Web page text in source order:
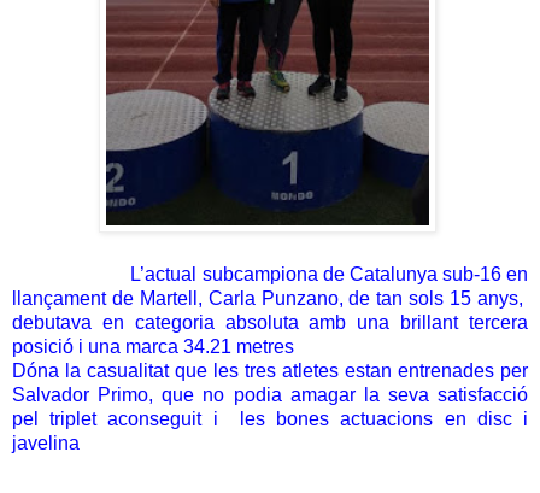
L’actual subcampiona de Catalunya sub-16 en
llançament de Martell, Carla Punzano, de tan sols 15 anys,
debutava en categoria absoluta amb una brillant tercera
posició i una marca 34.21 metres
Dóna la casualitat que les tres atletes estan entrenades per
Salvador Primo, que no podia amagar la seva satisfacció
pel triplet aconseguit i les bones actuacions en disc i
javelina